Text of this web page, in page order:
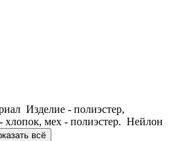
Изделие - полиэстер,
хлопок, мех - полиэстер. Нейлон
всё